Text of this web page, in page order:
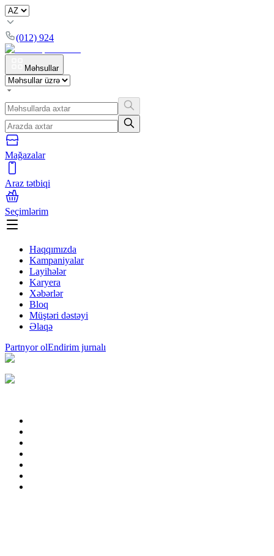
(012) 924
Məhsullar
Mağazalar
Araz tətbiqi
Seçimlərim
Haqqımızda
Kampaniyalar
Layihələr
Karyera
Xəbərlər
Bloq
Müştəri dəstəyi
Əlaqə
Partnyor olEndirim jurnalı